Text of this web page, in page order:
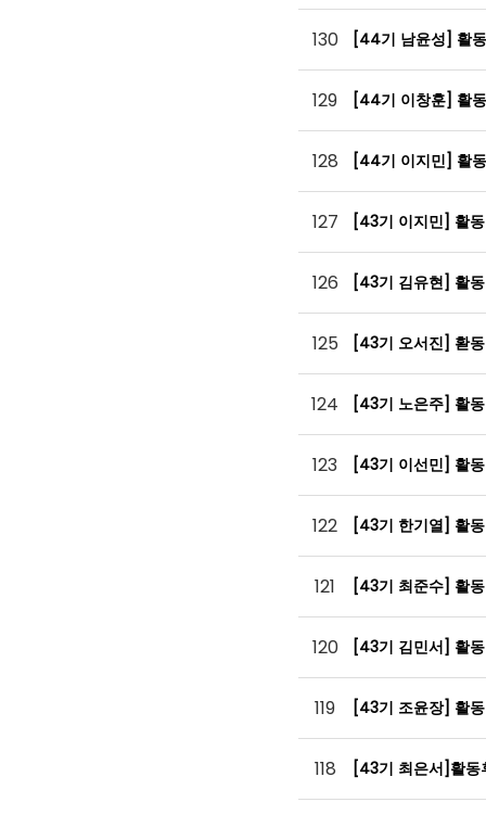
130 [44기 남윤성] 활
129 [44기 이창훈] 활
128 [44기 이지민] 활
127 [43기 이지민] 활
126 [43기 김유현] 활
125 [43기 오서진] 홛
124 [43기 노은주] 활
123 [43기 이선민] 활
122 [43기 한기열] 활
121 [43기 최준수] 활
120 [43기 김민서] 활
119 [43기 조윤장] 활
118 [43기 최은서]활